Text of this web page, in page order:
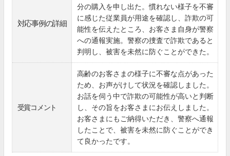
対応事例の詳細
分の購入を申し出た。慣れない様子を不審
に感じた従業員が用途を確認し、詐欺の可
能性を伝えたところ、お客さま自身が警察
への通報実施。警察の捜査で詐欺であると
判明し、被害を未然に防ぐことができた。
受賞コメント
高齢のお客さまの様子に不審な点があった
ため、お声がけして状況を確認しました。
お話を伺う中で詐欺の可能性が高いと判断
し、その旨をお客さまにお伝えしました。
お客さまにもご納得いただき、警察へ通報
したことで、被害を未然に防ぐことができ
て良かったです。